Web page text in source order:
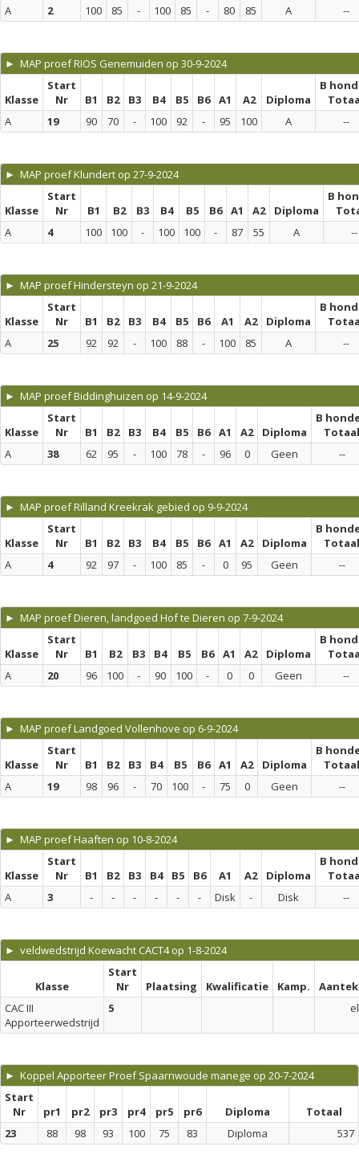
A
2 100 85 - 100 85 - 80 85 A --
► MAP proef RIOS Genemuiden op 30-9-2024
Klasse
Start
Nr
B1 B2 B3 B4 B5 B6 A1 A2 Diploma
B
A
19 90 70 - 100 92 - 95 100 A --
► MAP proef Klundert op 27-9-2024
Klasse
Start
Nr
B1 B2 B3 B4 B5 B6 A1 A2 Diploma
B
A
4 100 100 - 100 100 - 87 55 A --
► MAP proef Hindersteyn op 21-9-2024
Klasse
Start
Nr
B1 B2 B3 B4 B5 B6 A1 A2 Diploma
B
A
25 92 92 - 100 88 - 100 85 A --
► MAP proef Biddinghuizen op 14-9-2024
Klasse
Start
Nr
B1 B2 B3 B4 B5 B6 A1 A2 Diploma
B
Totaal
A
38 62 95 - 100 78 - 96 0 Geen --
► MAP proef Rilland Kreekrak gebied op 9-9-2024
Klasse
Start
Nr
B1 B2 B3 B4 B5 B6 A1 A2 Diploma
B
Totaal
A
4 92 97 - 100 85 - 0 95 Geen --
► MAP proef Dieren, landgoed Hof te Dieren op 7-9-2024
Klasse
Start
Nr
B1 B2 B3 B4 B5 B6 A1 A2 Diploma
B
A
20 96 100 - 90 100 - 0 0 Geen --
► MAP proef Landgoed Vollenhove op 6-9-2024
Klasse
Start
Nr
B1 B2 B3 B4 B5 B6 A1 A2 Diploma
B
Totaal
A
19 98 96 - 70 100 - 75 0 Geen --
► MAP proef Haaften op 10-8-2024
Klasse
Start
Nr
B1 B2 B3 B4 B5 B6 A1 A2 Diploma
B
A
3 - - - - - - Disk - Disk --
► veldwedstrijd Koewacht CACT4 op 1-8-2024
Klasse
Start
Nr
Plaatsing Kwalificatie Kamp.
CAC III
Apporteerwedstrijd
5 el
► Koppel Apporteer Proef Spaarnwoude manege op 20-7-2024
Start
Nr
pr1 pr2 pr3 pr4 pr5 pr6 Diploma
Totaal
23
88 98 93 100 75 83 Diploma 537